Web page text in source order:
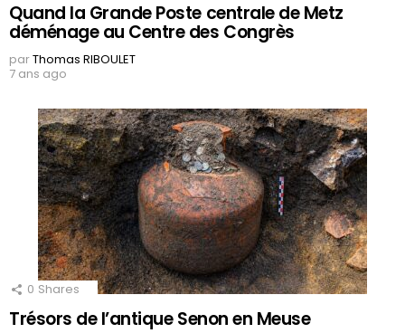
Quand la Grande Poste centrale de Metz
déménage au Centre des Congrès
parThomas RIBOULET
7 ans ago
0 Shares
Trésors de l’antique Senon en Meuse